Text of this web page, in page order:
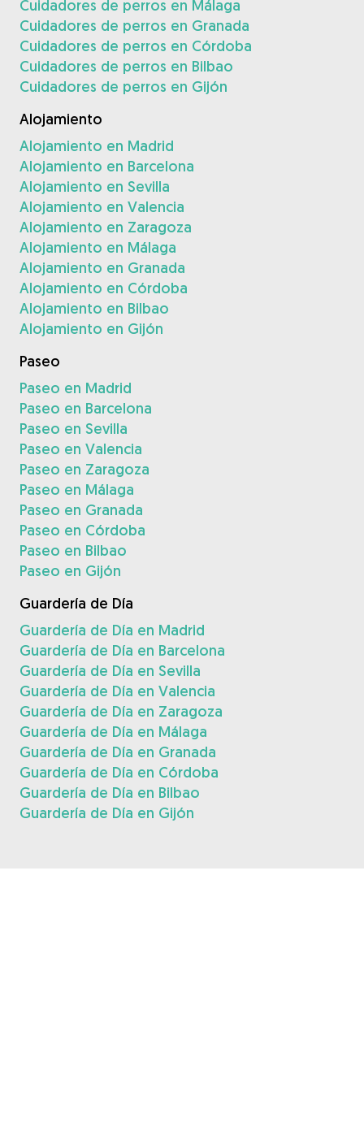
Cuidadores de perros en Málaga
Cuidadores de perros en Granada
Cuidadores de perros en Córdoba
Cuidadores de perros en Bilbao
Cuidadores de perros en Gijón
Alojamiento
Alojamiento en Madrid
Alojamiento en Barcelona
Alojamiento en Sevilla
Alojamiento en Valencia
Alojamiento en Zaragoza
Alojamiento en Málaga
Alojamiento en Granada
Alojamiento en Córdoba
Alojamiento en Bilbao
Alojamiento en Gijón
Paseo
Paseo en Madrid
Paseo en Barcelona
Paseo en Sevilla
Paseo en Valencia
Paseo en Zaragoza
Paseo en Málaga
Paseo en Granada
Paseo en Córdoba
Paseo en Bilbao
Paseo en Gijón
Guardería de Día
Guardería de Día en Madrid
Guardería de Día en Barcelona
Guardería de Día en Sevilla
Guardería de Día en Valencia
Guardería de Día en Zaragoza
Guardería de Día en Málaga
Guardería de Día en Granada
Guardería de Día en Córdoba
Guardería de Día en Bilbao
Guardería de Día en Gijón